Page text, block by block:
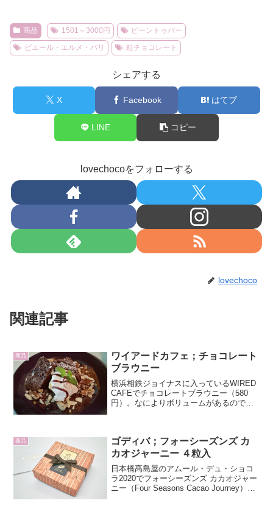
商品 1501～3000円
ビーントゥバー
ピエール・エルメ・パリ
粒チョコレート
シェアする
X Facebook はてブ
LINE コピー
lovechocoをフォローする
lovechoco
関連記事
商品
ワイアードカフェ；チョコレート
ブラウニー
横浜相鉄ジョイナスに入っているWIRED
CAFEでチョコレートブラウニー（580
円）。なによりボリュームがあるので満
がたっぷり。ブ...
商品
ゴディバ；フォーシーズンズ カ
カオジャーニー ４粒入
日本橋髙島屋のアムール・デュ・ショコ
ラ2020でフォーシーズンズ カカオジャー
ニー（Four Seasons Cacao Journey）４